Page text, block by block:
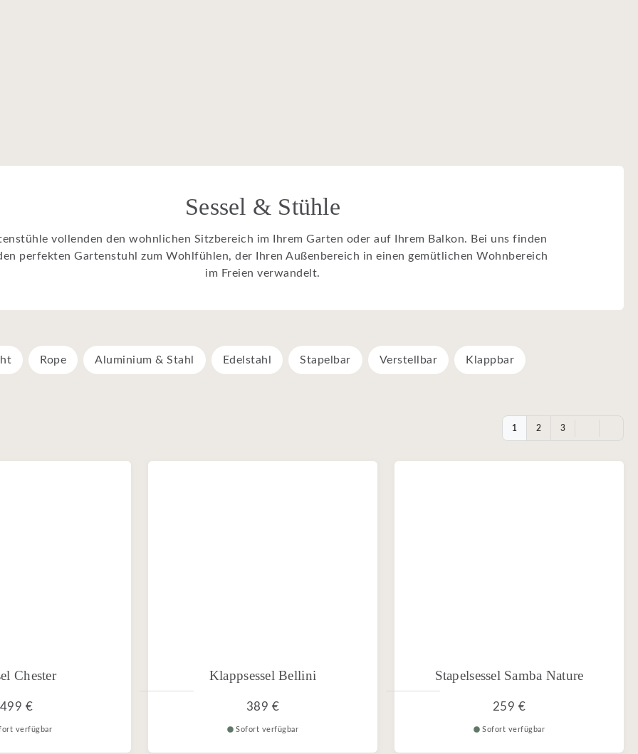
Sessel & Stühle
vollenden den wohnlichen Sitzbereich im Ihrem Garten oder auf Ihrem Balkon. Bei uns finden
perfekten Gartenstuhl zum Wohlfühlen, der Ihren Außenbereich in einen gemütlichen Wohnbereich
im Freien verwandelt.
Rope Aluminium & Stahl Edelstahl Stapelbar Verstellbar Klappbar
1 2 3
Chester
499 €
verfügbar
Klappsessel Bellini
389 €
Sofort verfügbar
Stapelsessel Samba Nature
259 €
Sofort verfügbar